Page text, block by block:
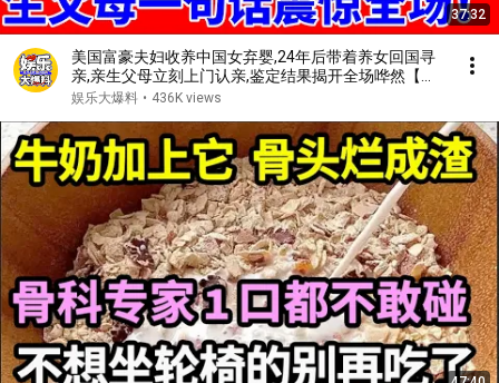
37:32
美国富豪夫妇收养中国女弃婴,24年后带着养女回国寻
亲,亲生父母立刻上门认亲,鉴定结果揭开全场哗然【人
间真情录】
娱乐大爆料 • 436K views